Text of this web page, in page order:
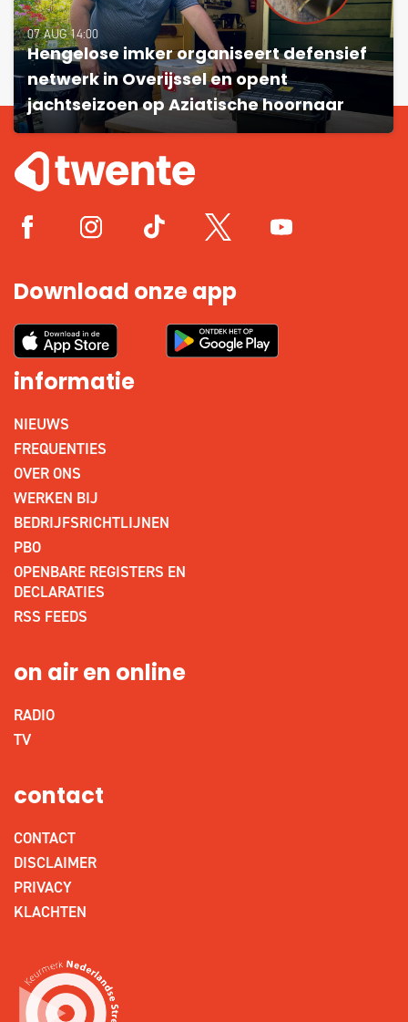
07 AUG 14:00
Hengelose imker organiseert defensief
netwerk in Overijssel en opent
jachtseizoen op Aziatische hoornaar
Download onze app
informatie
NIEUWS
FREQUENTIES
OVER ONS
WERKEN BIJ
BEDRIJFSRICHTLIJNEN
PBO
OPENBARE REGISTERS EN
DECLARATIES
RSS FEEDS
on air en online
RADIO
TV
contact
CONTACT
DISCLAIMER
PRIVACY
KLACHTEN